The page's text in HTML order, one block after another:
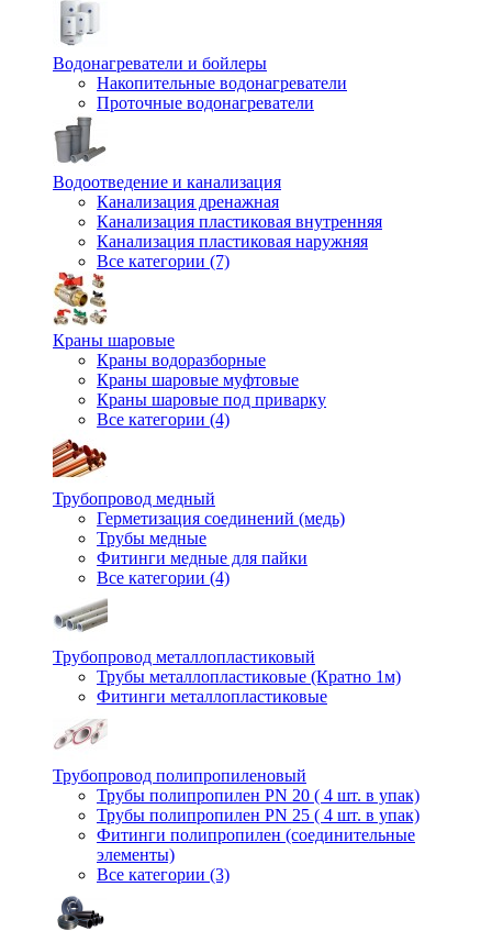
Водонагреватели и бойлеры
Накопительные водонагреватели
Проточные водонагреватели
Водоотведение и канализация
Канализация дренажная
Канализация пластиковая внутренняя
Канализация пластиковая наружняя
Все категории (7)
Краны шаровые
Краны водоразборные
Краны шаровые муфтовые
Краны шаровые под приварку
Все категории (4)
Трубопровод медный
Герметизация соединений (медь)
Трубы медные
Фитинги медные для пайки
Все категории (4)
Трубопровод металлопластиковый
Трубы металлопластиковые (Кратно 1м)
Фитинги металлопластиковые
Трубопровод полипропиленовый
Трубы полипропилен PN 20 ( 4 шт. в упак)
Трубы полипропилен PN 25 ( 4 шт. в упак)
Фитинги полипропилен (cоединительные
элементы)
Все категории (3)